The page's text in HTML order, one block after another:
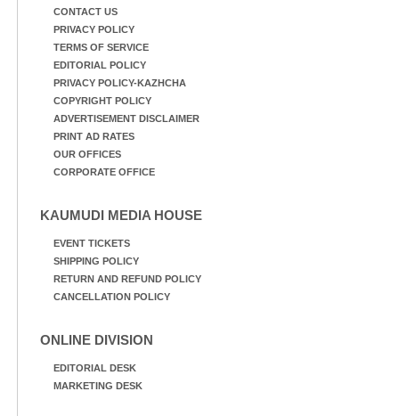
CONTACT US
PRIVACY POLICY
TERMS OF SERVICE
EDITORIAL POLICY
PRIVACY POLICY-KAZHCHA
COPYRIGHT POLICY
ADVERTISEMENT DISCLAIMER
PRINT AD RATES
OUR OFFICES
CORPORATE OFFICE
KAUMUDI MEDIA HOUSE
EVENT TICKETS
SHIPPING POLICY
RETURN AND REFUND POLICY
CANCELLATION POLICY
ONLINE DIVISION
EDITORIAL DESK
MARKETING DESK